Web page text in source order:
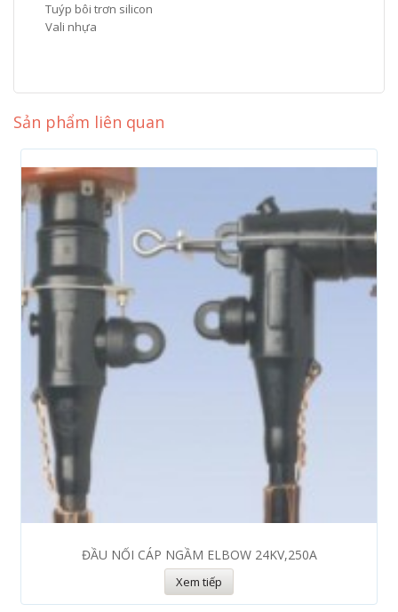
Tuýp bôi trơn silicon
Vali nhựa
Sản phẩm liên quan
ĐẦU NỐI CÁP NGẦM ELBOW 24KV,250A
Xem tiếp